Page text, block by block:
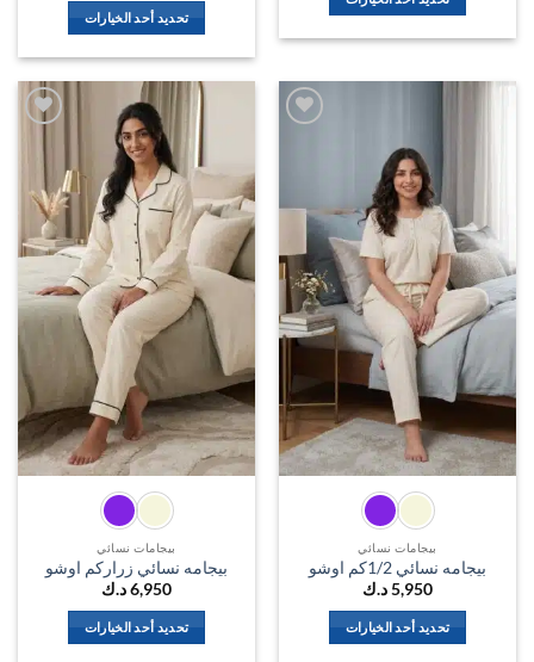
لهذا
المنتج.
يمكن
اختيار
الخيارات
على
صفحة
المنتج
تحديد أحد الخيارات
الأشكال
المختلفة
لهذا
المنتج.
يمكن
اختيار
الخيارات
على
صفحة
المنتج
المفضلة
بيجامات نسائي
بيجامه نسائي 1/2كم اوشو
5,950د.ك
تحديد أحد الخيارات
بيجامات نسائي
بيجامه نسائي زراركم اوشو
6,950د.ك
تحديد أحد الخيارات